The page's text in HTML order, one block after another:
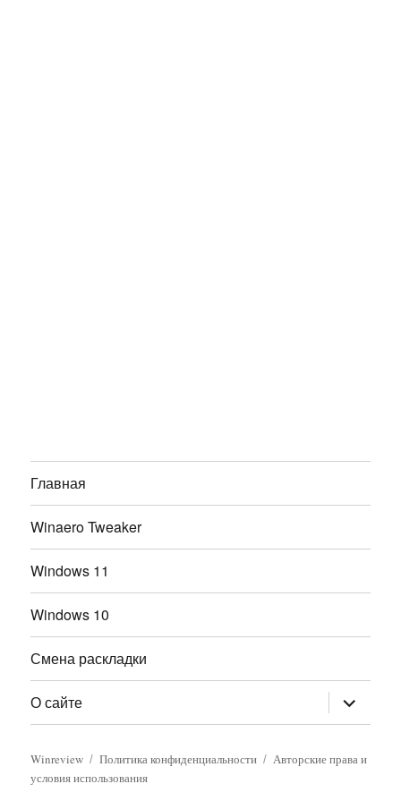
Главная
Winaero Tweaker
Windows 11
Windows 10
Смена раскладки
О сайте раскрыть
дочернее
меню
Winreview Политика конфиденциальности
Авторские права и
условия использования